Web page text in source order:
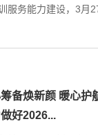
服务能力建设，3月
备焕新颜 暖心
好2026...